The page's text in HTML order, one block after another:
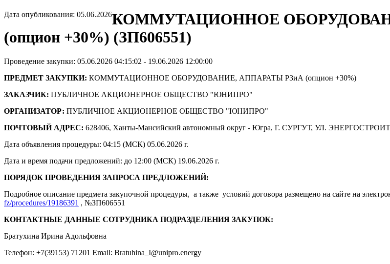
Дата опубликования: 05.06.2026КОММУТАЦИОННОЕ
(опцион +30%) (ЗП606551)
Проведение закупки: 05.06.2026 04:15:02 - 19.06.2026 12:00:00
ПРЕДМЕТ ЗАКУПКИ: КОММУТАЦИОННОЕ ОБОРУДОВАНИЕ, АППАРАТЫ РЗиА (опцион +30%)
ЗАКАЗЧИК: ПУБЛИЧНОЕ АКЦИОНЕРНОЕ ОБЩЕСТВО "ЮНИПРО"
ОРГАНИЗАТОР: ПУБЛИЧНОЕ АКЦИОНЕРНОЕ ОБЩЕСТВО "ЮНИПРО"
ПОЧТОВЫЙ АДРЕС: 628406, Ханты-Мансийский автономный округ - Югра, Г. СУРГУТ, УЛ.
Дата объявления процедуры: 04:15 (МСК) 05.06.2026 г.
Дата и время подачи предложений: до 12:00 (МСК) 19.06.2026 г.
ПОРЯДОК ПРОВЕДЕНИЯ ЗАПРОСА ПРЕДЛОЖЕНИЙ:
Подробное описание предмета закупочной процедуры, а также условий договора размещено на сайте на
fz/procedures/19186391 , №ЗП606551
КОНТАКТНЫЕ ДАННЫЕ СОТРУДНИКА ПОДРАЗДЕЛЕНИЯ ЗАКУПОК:
Братухина Ирина Адольфовна
Телефон: +7(39153) 71201 Email: Bratuhina_I@unipro.energy